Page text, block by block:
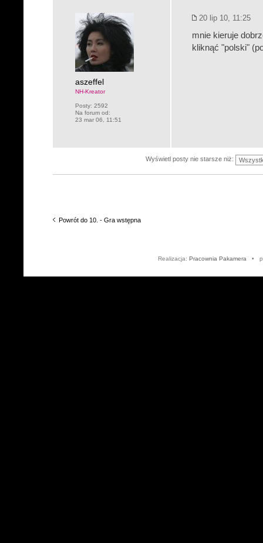
aszeffel
NH-Kreator
Posty: 2592
Na forum od:
23 mar 06, 11:51
20 lip 10, 11:25
mnie kieruje
kliknąć "polski"
Wyświetl posty nie starsze niż:
Powrót do 10. - Gra wstępna
Realizacja: Pracownia Pakamera •